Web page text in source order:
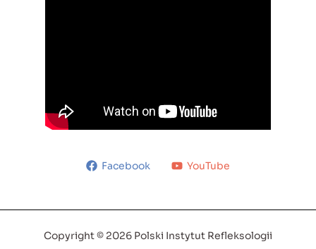
Facebook YouTube
Copyright © 2026 Polski Instytut Refleksologii